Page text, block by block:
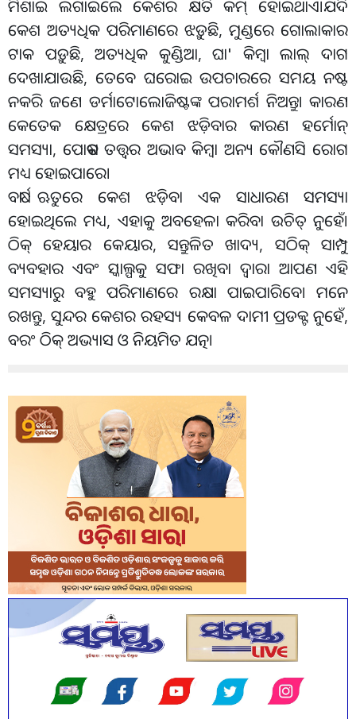
ମିଶାଇ ଲଗାଇଲେ କେଶର କ୍ଷତି କମ୍ ହୋଇଥାଏ।ଯଦି
କେଶ ଅତ୍ୟଧିକ ପରିମାଣରେ ଝଡ଼ୁଛି, ମୁଣ୍ଡରେ ଗୋଲାକାର
ଟାକ ପଡ଼ୁଛି, ଅତ୍ୟଧିକ କୁଣ୍ଡିଆ, ଘା' କିମ୍ବା ଲାଲ୍ ଦାଗ
ଦେଖାଯାଉଛି, ତେବେ ଘରୋଇ ଉପଚାରରେ ସମୟ ନଷ୍ଟ
ନକରି ଜଣେ ଡର୍ମାଟୋଲୋଜିଷ୍ଟଙ୍କ ପରାମର୍ଶ ନିଅନ୍ତୁ। କାରଣ
କେତେକ କ୍ଷେତ୍ରରେ କେଶ ଝଡ଼ିବାର କାରଣ ହର୍ମୋନ୍
ସମସ୍ୟା, ପୋଷକ ତତ୍ତ୍ୱର ଅଭାବ କିମ୍ବା ଅନ୍ୟ କୌଣସି ରୋଗ
ମଧ୍ୟ ହୋଇପାରେ।
ବର୍ଷା ଋତୁରେ କେଶ ଝଡ଼ିବା ଏକ ସାଧାରଣ ସମସ୍ୟା
ହୋଇଥିଲେ ମଧ୍ୟ, ଏହାକୁ ଅବହେଳା କରିବା ଉଚିତ୍ ନୁହେଁ।
ଠିକ୍ ହେୟାର କେୟାର, ସନ୍ତୁଳିତ ଖାଦ୍ୟ, ସଠିକ୍ ସାମ୍ପୁ
ବ୍ୟବହାର ଏବଂ ସ୍କାଲ୍ପକୁ ସଫା ରଖିବା ଦ୍ୱାରା ଆପଣ ଏହି
ସମସ୍ୟାରୁ ବହୁ ପରିମାଣରେ ରକ୍ଷା ପାଇପାରିବେ। ମନେ
ରଖନ୍ତୁ, ସୁନ୍ଦର କେଶର ରହସ୍ୟ କେବଳ ଦାମୀ ପ୍ରଡକ୍ଟ ନୁହେଁ,
ବରଂ ଠିକ୍ ଅଭ୍ୟାସ ଓ ନିୟମିତ ଯତ୍ନ।